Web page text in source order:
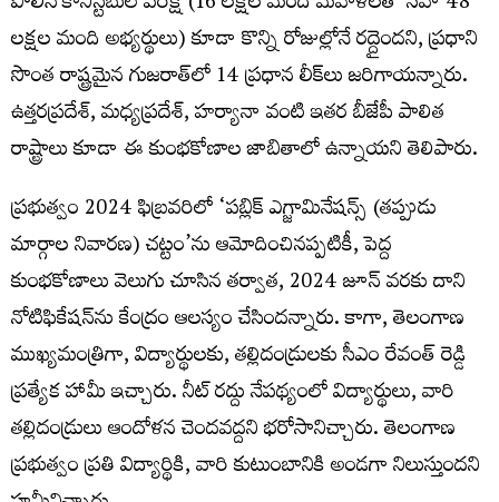
లక్షల మంది అభ్యర్థులు) కూడా కొన్ని రోజుల్లోనే రద్దైంద‌ని, ప్రధాని
సొంత రాష్ట్రమైన గుజరాత్‌లో 14 ప్రధాన లీక్‌లు జరిగాయ‌న్నారు.
ఉత్తరప్రదేశ్, మధ్యప్రదేశ్, హర్యానా వంటి ఇతర బీజేపీ పాలిత
రాష్ట్రాలు కూడా ఈ కుంభకోణాల జాబితాలో ఉన్నాయ‌ని తెలిపారు.
ప్రభుత్వం 2024 ఫిబ్రవరిలో ‘పబ్లిక్ ఎగ్జామినేషన్స్ (త‌ప్పుడు
మార్గాల నివారణ) చట్టం’ను ఆమోదించినప్పటికీ, పెద్ద
కుంభకోణాలు వెలుగు చూసిన తర్వాత, 2024 జూన్ వరకు దాని
నోటిఫికేషన్‌ను కేంద్రం ఆలస్యం చేసింద‌న్నారు. కాగా, తెలంగాణ
ముఖ్యమంత్రిగా, విద్యార్థులకు, తల్లిదండ్రులకు సీఎం రేవంత్ రెడ్డి
ప్ర‌త్యేక హామీ ఇచ్చారు. నీట్ ర‌ద్దు నేప‌థ్యంలో విద్యార్థులు, వారి
త‌ల్లిదండ్రులు ఆందోళన చెందవ‌ద్ద‌ని భ‌రోసానిచ్చారు. తెలంగాణ
ప్రభుత్వం ప్రతి విద్యార్థికి, వారి కుటుంబానికి అండగా నిలుస్తుందని